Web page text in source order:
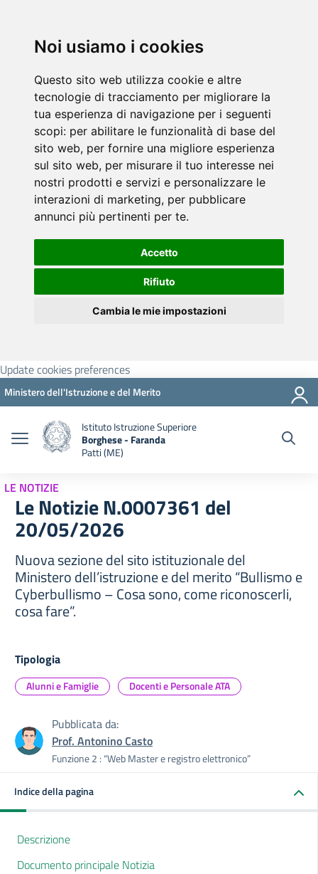
Noi usiamo i cookies
Questo sito web utilizza cookie e altre
tecnologie di tracciamento per migliorare la
tua esperienza di navigazione per i seguenti
scopi: per abilitare le funzionalità di base del
sito web, per fornire una migliore esperienza
sul sito web, per misurare il tuo interesse nei
nostri prodotti e servizi e personalizzare le
interazioni di marketing, per pubblicare
annunci più pertinenti per te.
Accetto
Rifiuto
Cambia le mie impostazioni
Update cookies preferences
Ministero dell'Istruzione e del Merito
Istituto Istruzione Superiore
Borghese - Faranda
Patti (ME)
LE NOTIZIE
Le Notizie N.0007361 del
20/05/2026
Nuova sezione del sito istituzionale del
Ministero dell’istruzione e del merito “Bullismo e
Cyberbullismo – Cosa sono, come riconoscerli,
cosa fare”.
Tipologia
Alunni e Famiglie Docenti e Personale ATA
Pubblicata da:
Prof. Antonino Casto
Funzione 2 : “Web Master e registro elettronico”
Indice della pagina
Descrizione
Documento principale Notizia